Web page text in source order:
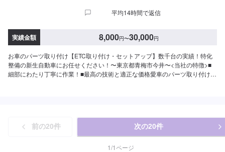
平均14時間で返信
実績金額 8,000円〜30,000円
お車のパーツ取り付け【ETC取り付け・セットアップ】数千台の実績！特化
整備の新生自動車にお任せください！〜東京都青梅市今井〜<当社の特徴>■
細部にわたり丁寧に作業！■最高の技術と適正な価格愛車のパーツ取り付け
代車について>代車をご用意しています。お車の作業中は代車をご利用くださ
い。※代車の燃料代はお客様にご負担いただいております。<入庫受付可能
日・営業時間>入庫受付可能日：水・木・金営業時間：9:00~18:00
前の20件 次の20件
1/1ページ